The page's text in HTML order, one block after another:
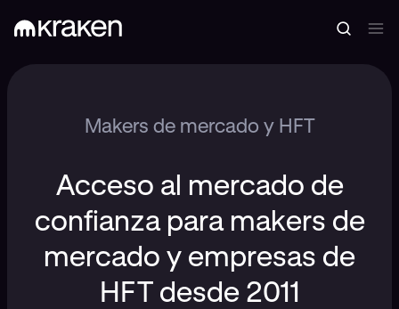
Makers de mercado y HFT
Acceso al mercado de
confianza para makers de
mercado y empresas de
HFT desde 2011